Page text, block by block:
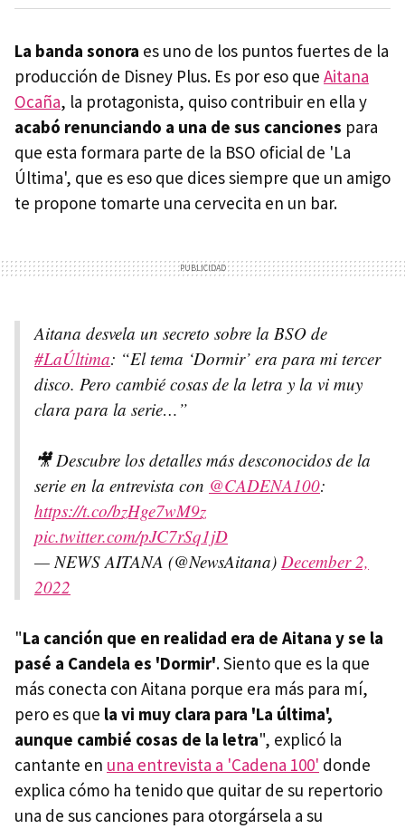
La banda sonora es uno de los puntos fuertes de la
producción de Disney Plus. Es por eso que Aitana
Ocaña, la protagonista, quiso contribuir en ella y
acabó renunciando a una de sus canciones para
que esta formara parte de la BSO oficial de 'La
Última', que es eso que dices siempre que un amigo
te propone tomarte una cervecita en un bar.
Aitana desvela un secreto sobre la BSO de
#LaÚltima: “El tema ‘Dormir’ era para mi tercer
disco. Pero cambié cosas de la letra y la vi muy
clara para la serie…”
🎥 Descubre los detalles más desconocidos de la
serie en la entrevista con @CADENA100:
https://t.co/bzHge7wM9z
pic.twitter.com/pJC7rSq1jD
— NEWS AITANA (@NewsAitana) December 2,
2022
"La canción que en realidad era de Aitana y se la
pasé a Candela es 'Dormir'. Siento que es la que
más conecta con Aitana porque era más para mí,
pero es que la vi muy clara para 'La última',
aunque cambié cosas de la letra", explicó la
cantante en una entrevista a 'Cadena 100' donde
explica cómo ha tenido que quitar de su repertorio
una de sus canciones para otorgársela a su